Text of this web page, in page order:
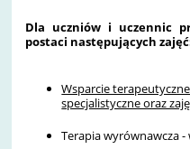
Dla uczniów i uczennic
postaci następujących
Wsparcie
specjalistyczne oraz
Terapia wyrównawcza